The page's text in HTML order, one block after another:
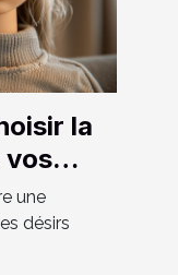
la
vos
une
désirs